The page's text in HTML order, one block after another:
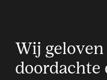
Wij
doordachte